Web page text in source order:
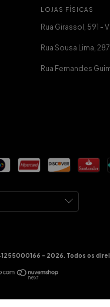
LOJAS FÍSICAS
Rua Girassol, 591 -
Rua Sousa Lima,
Rua Fernandes
- 2026. Todos os